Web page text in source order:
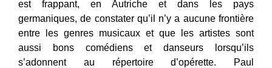
est frappant, en Autriche et dans les pays
germaniques, de constater qu’il n’y a aucune frontière
entre les genres musicaux et que les artistes sont
aussi bons comédiens et danseurs lorsqu’ils
s’adonnent au répertoire d’opérette.
Paul